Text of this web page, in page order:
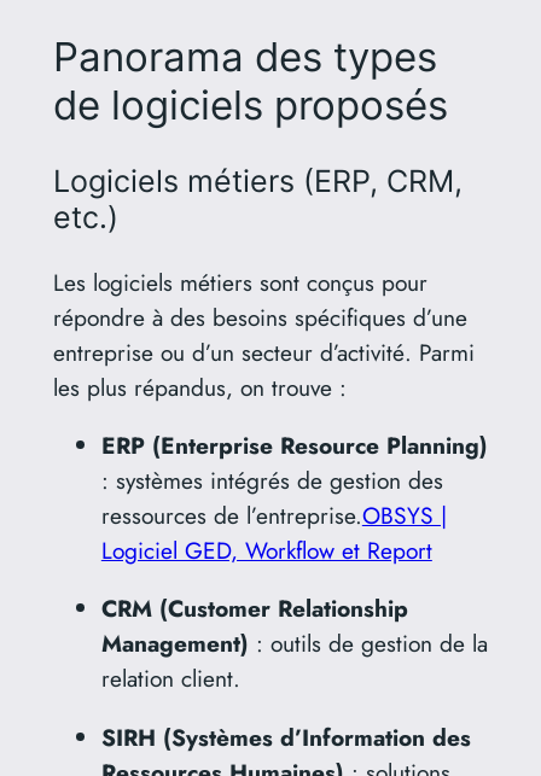
Panorama des types
de logiciels proposés
Logiciels métiers (ERP, CRM,
etc.)
Les logiciels métiers sont conçus pour
répondre à des besoins spécifiques d’une
entreprise ou d’un secteur d’activité. Parmi
les plus répandus, on trouve :
ERP (Enterprise Resource Planning)
: systèmes intégrés de gestion des
ressources de l’entreprise.OBSYS |
Logiciel GED, Workflow et Report
CRM (Customer Relationship
Management) : outils de gestion de la
relation client.
SIRH (Systèmes d’Information des